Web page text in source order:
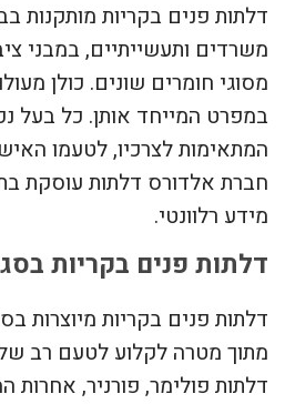
דלתות פנים בקריות מותקנות
משרדים ותעשייתיים, במבני
מסוגי חומרים שונים. כולן
במפרט המייחד אותן. כל בעל
המתאימות לצרכיו, לטעמו
חברת אלדורס דלתות עוסקת
מידע רלוונטי.
דלתות פנים בקריות
דלתות פנים בקריות מיוצרות
מתוך מטרה לקלוע לטעם רב של
דלתות פולימר, פורניר, אחרות